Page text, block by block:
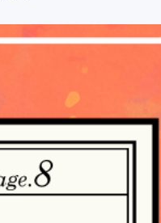
）において、お客様が、当社
びご利用履歴に関する情報
いただきます。
法